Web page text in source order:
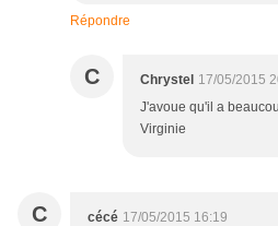
Répondre
C Chrystel 17/05/2015
J'avoue qu'il a
Virginie
C cécé 17/05/2015 16:19